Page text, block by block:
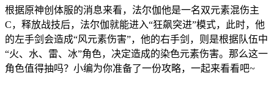
根据原神创体服的消息来看，法尔伽他是一名双元素混伤主
C，释放战技后，法尔伽就能进入“狂飙突进”模式，此时，他
的左手剑会造成“风元素伤害”，他的右手剑，则是根据队伍中
“火、水、雷、冰”角色，决定造成的染色元素伤害。那么这一
角色值得抽吗？小编为你准备了一份攻略，一起来看看吧~